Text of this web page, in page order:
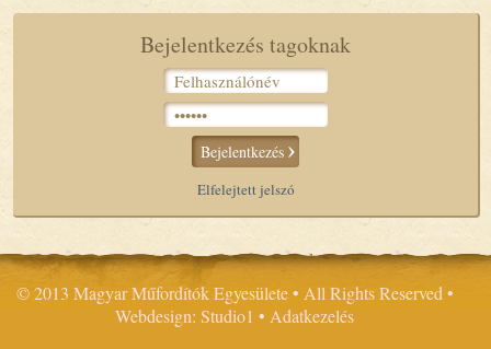
Bejelentkezés tagoknak
Bejelentkezés
Elfelejtett jelszó
© 2013 Magyar Műfordítók Egyesülete • All Rights Reserved •
Webdesign: Studio1 • Adatkezelés